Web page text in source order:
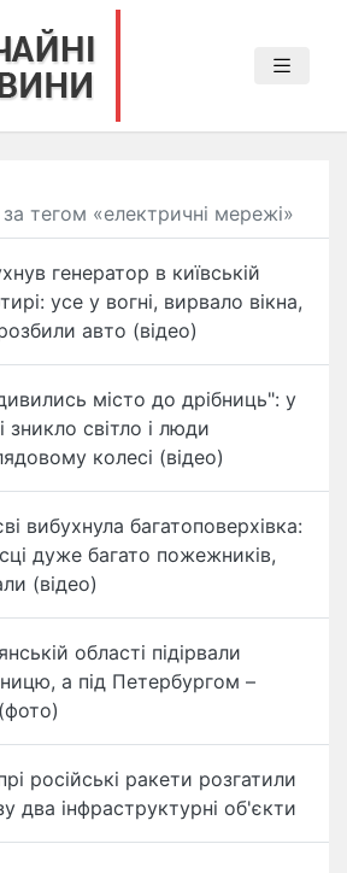
за тегом «електричні мережі»
генератор в київській
усе у вогні, вирвало вікна,
авто (відео)
місто до дрібниць": у
зникло світло і люди
колесі (відео)
вибухнула багатоповерхівка:
дуже багато пожежників,
(відео)
області підірвали
а під Петербургом –
російські ракети розгатили
два інфраструктурні об'єкти